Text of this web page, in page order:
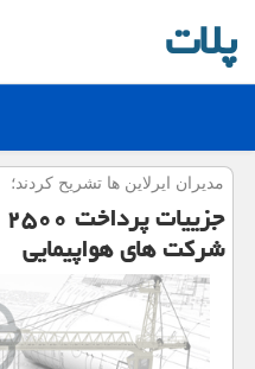
پلات
مدیران ایرلاین ها تشریح كردند؛
شركت های هواپیمایی